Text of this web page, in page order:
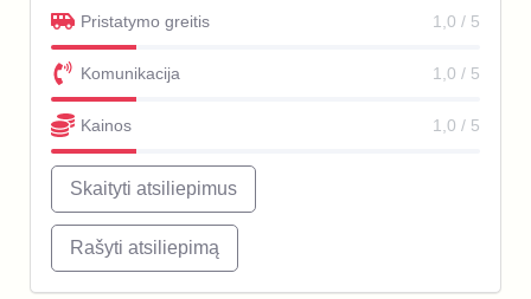
Pristatymo greitis 1,0 / 5
Komunikacija 1,0 / 5
Kainos 1,0 / 5
Skaityti atsiliepimus
Rašyti atsiliepimą